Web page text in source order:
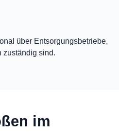
über Entsorgungsbetriebe,
zuständig sind.
im